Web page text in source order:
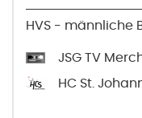
HVS - männliche
HC St.